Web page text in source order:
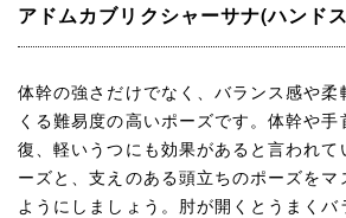
アドムカブリクシャーサナ(ハンド
体幹の強さだけでなく、バランス感や柔
くる難易度の高いポーズです。体幹や手
復、軽いうつにも効果があると言われて
ーズと、支えのある頭立ちのポーズをマ
ようにしましょう。肘が開くとうまく